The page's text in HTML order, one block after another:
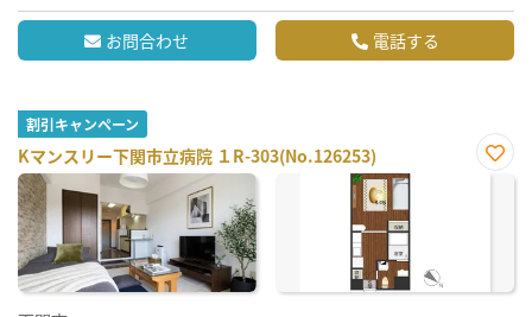
お問合わせ 電話する
割引キャンペーン
Kマンスリー下関市立病院 １R-303(No.126253)
お気